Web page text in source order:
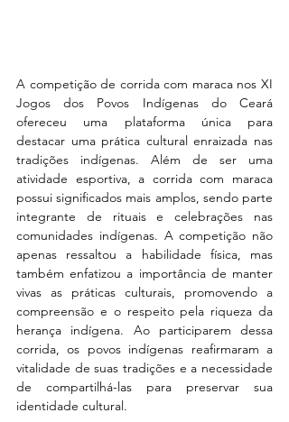
A competição de corrida com maraca nos XI
Jogos dos Povos Indígenas do Ceará
ofereceu uma plataforma única para
destacar uma prática cultural enraizada nas
tradições indígenas. Além de ser uma
atividade esportiva, a corrida com maraca
possui significados mais amplos, sendo parte
integrante de rituais e celebrações nas
comunidades indígenas. A competição não
apenas ressaltou a habilidade física, mas
também enfatizou a importância de manter
vivas as práticas culturais, promovendo a
compreensão e o respeito pela riqueza da
herança indígena. Ao participarem dessa
corrida, os povos indígenas reafirmaram a
vitalidade de suas tradições e a necessidade
de compartilhá-las para preservar sua
identidade cultural.